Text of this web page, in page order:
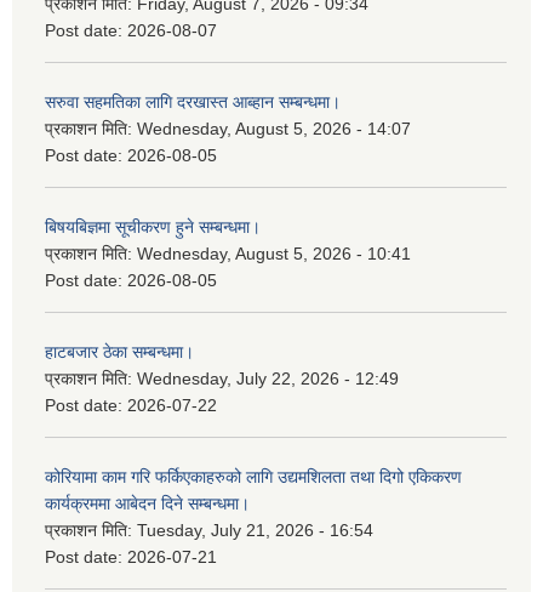
प्रकाशन मिति: Friday, August 7, 2026 - 09:34
Post date: 2026-08-07
सरुवा सहमतिका लागि दरखास्त आब्हान सम्बन्धमा।
प्रकाशन मिति: Wednesday, August 5, 2026 - 14:07
Post date: 2026-08-05
बिषयबिज्ञमा सूचीकरण हुने सम्बन्धमा।
प्रकाशन मिति: Wednesday, August 5, 2026 - 10:41
Post date: 2026-08-05
हाटबजार ठेका सम्बन्धमा।
प्रकाशन मिति: Wednesday, July 22, 2026 - 12:49
Post date: 2026-07-22
कोरियामा काम गरि फर्किएकाहरुको लागि उद्यमशिलता तथा दिगो एकिकरण
कार्यक्रममा आबेदन दिने सम्बन्धमा।
प्रकाशन मिति: Tuesday, July 21, 2026 - 16:54
Post date: 2026-07-21